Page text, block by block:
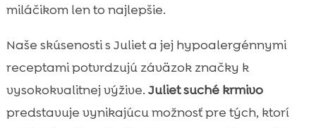
miláčikom len to najlepšie.
Naše skúsenosti s Juliet a jej hypoalergénnymi
receptami potvrdzujú záväzok značky k
vysokokvalitnej výžive. Juliet suché krmivo
predstavuje vynikajúcu možnosť pre tých, ktorí